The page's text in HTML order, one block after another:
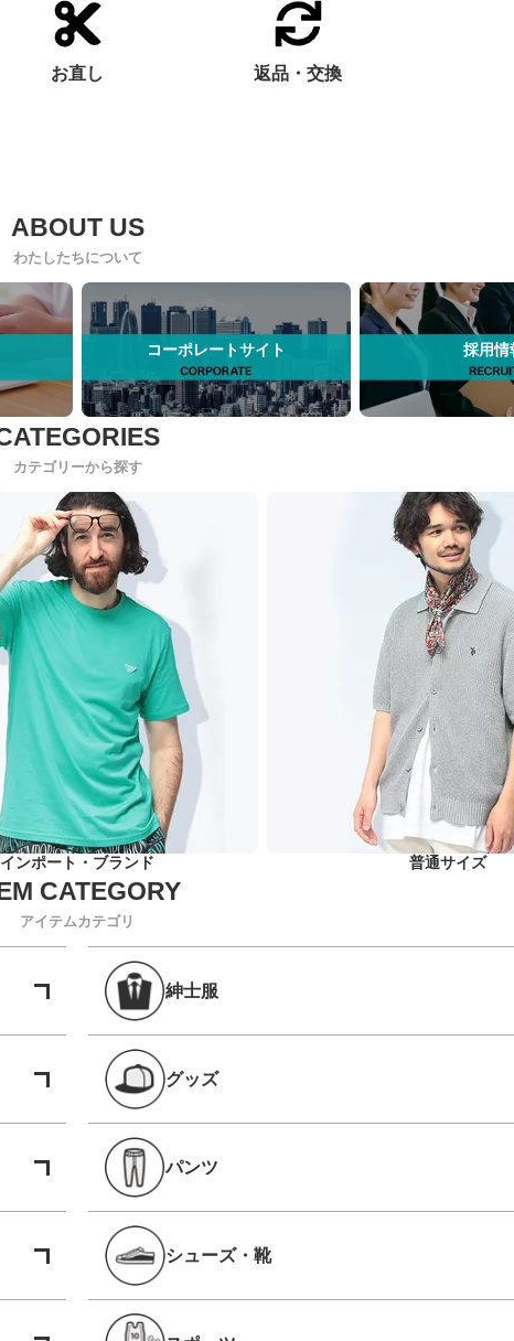
お直し 返品・交換
わたしたちについて
コーポレートサイト 採用情
カテゴリーから探す
インポート・ブランド 普通サイズ
アイテムカテゴリ
紳士服
グッズ
パンツ
シューズ・靴